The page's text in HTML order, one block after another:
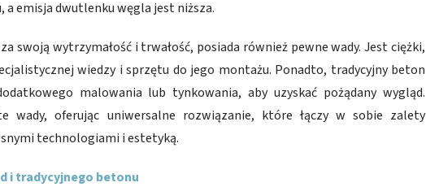
emisja dwutlenku węgla jest niższa.
swoją wytrzymałość i trwałość, posiada również pewne wady. Jest ciężki,
wiedzy i sprzętu do jego montażu. Ponadto, tradycyjny beton
malowania lub tynkowania, aby uzyskać pożądany wygląd.
wady, oferując uniwersalne rozwiązanie, które łączy w sobie zalety
technologiami i estetyką.
i tradycyjnego betonu